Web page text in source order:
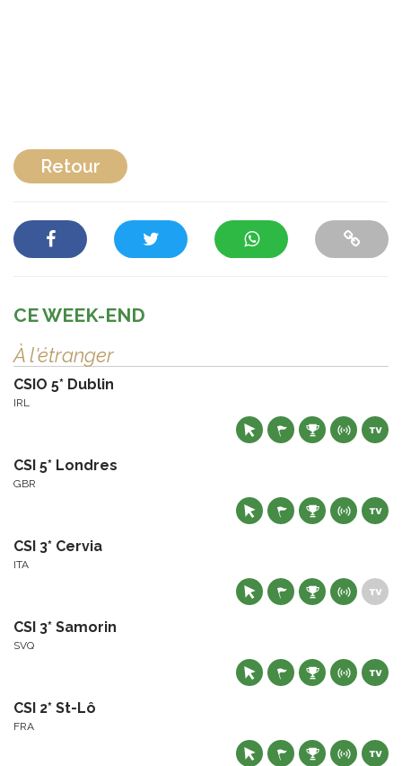
Retour
CE WEEK-END
À l'étranger
CSIO 5* Dublin
IRL
CSI 5* Londres
GBR
CSI 3* Cervia
ITA
CSI 3* Samorin
SVQ
CSI 2* St-Lô
FRA